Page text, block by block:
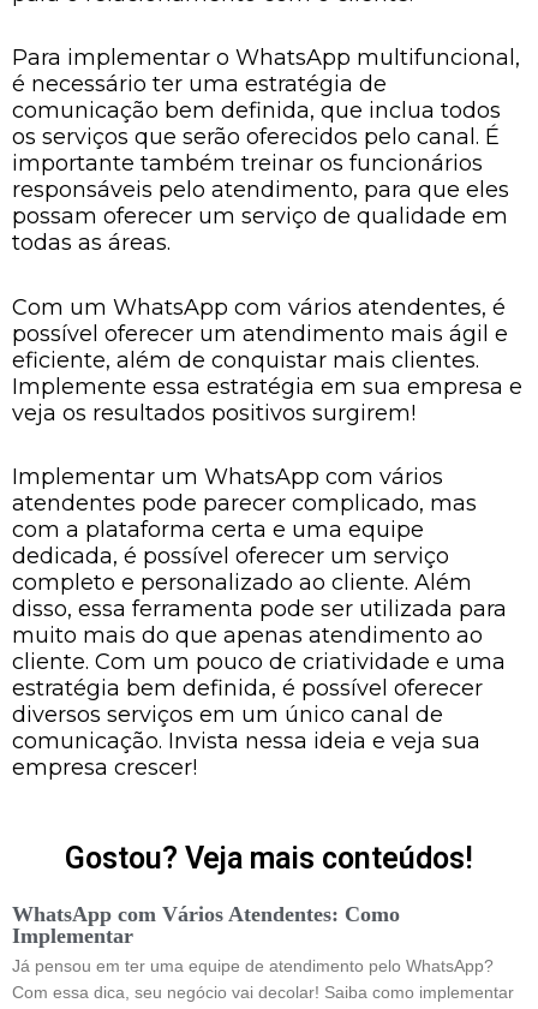
Para implementar o WhatsApp multifuncional,
é necessário ter uma estratégia de
comunicação bem definida, que inclua todos
os serviços que serão oferecidos pelo canal. É
importante também treinar os funcionários
responsáveis pelo atendimento, para que eles
possam oferecer um serviço de qualidade em
todas as áreas.
Com um WhatsApp com vários atendentes, é
possível oferecer um atendimento mais ágil e
eficiente, além de conquistar mais clientes.
Implemente essa estratégia em sua empresa e
veja os resultados positivos surgirem!
Implementar um WhatsApp com vários
atendentes pode parecer complicado, mas
com a plataforma certa e uma equipe
dedicada, é possível oferecer um serviço
completo e personalizado ao cliente. Além
disso, essa ferramenta pode ser utilizada para
muito mais do que apenas atendimento ao
cliente. Com um pouco de criatividade e uma
estratégia bem definida, é possível oferecer
diversos serviços em um único canal de
comunicação. Invista nessa ideia e veja sua
empresa crescer!
Gostou? Veja mais conteúdos!
WhatsApp com Vários Atendentes: Como
Implementar
Já pensou em ter uma equipe de atendimento pelo WhatsApp?
Com essa dica, seu negócio vai decolar! Saiba como implementar